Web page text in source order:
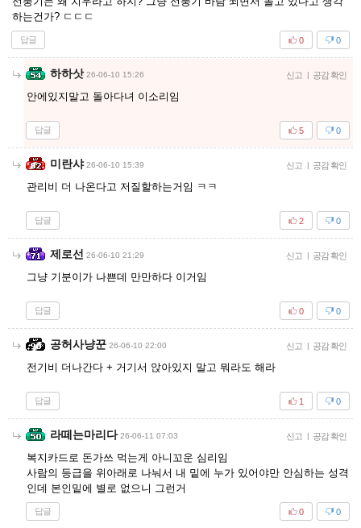
하는건가? ㄷㄷㄷ
답글 0
0
하하삿 26-06-10 15:26 신고 | 공감 확인
안에있지말고 돌아다녀 이소리임
답글 0
5
미란샤 26-06-10 15:39 신고 | 공감 확인
관리비 더 나온다고 저질할하는거임 ㅋㅋ
답글 0
2
제로선 26-06-10 21:29 신고 | 공감 확인
그냥 기분이가 나쁜데 만만하다 이거임
답글 0
0
공허사냥꾼 26-06-10 22:00 신고 | 공감 확인
전기비 더나간다 + 거기서 앉아있지 말고 뭐라도 해라
답글 0
1
라떼는마리다 26-06-11 07:03 신고 | 공감 확인
복지카드로 돈가쓰 먹는게 아니꼬운 심리임
사람의 등급을 위아래로 나눠서 내 밑에 누가 있어야만 안심하는 성격
인데 본인밑에 별로 없으니 그런거
답글 0
0